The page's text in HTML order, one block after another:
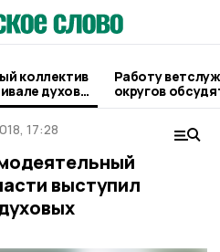
коллектив
духовых
Работу
округов
17:28
выступил